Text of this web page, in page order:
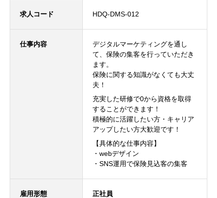
求人コード HDQ-DMS-012
仕事内容
デジタルマーケティングを通し
て、保険の集客を行っていただき
ます。
保険に関する知識がなくても大丈
夫！
充実した研修で0から資格を取得
することができます！
積極的に活躍したい方・キャリア
アップしたい方大歓迎です！
【具体的な仕事内容】
・webデザイン
・SNS運用で保険見込客の集客
雇用形態 正社員